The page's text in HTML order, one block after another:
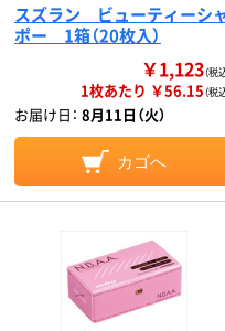
スズラン ビューティーシ
ポー 1箱（20枚入）
￥1,123（税
1枚あたり ￥56.15（税
お届け日： 8月11日（火）
カゴへ